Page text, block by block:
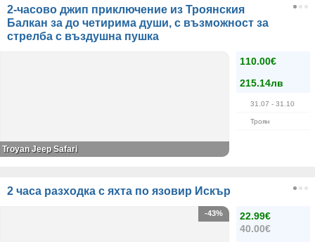
2-часово джип приключение из Троянския
Балкан за до четирима души, с възможност за
стрелба с въздушна пушка
110.00€
215.14лв
31.07 - 31.10
Троян
Troyan Jeep Safari
2 часа разходка с яхта по язовир Искър
22.99€
40.00€
-43%